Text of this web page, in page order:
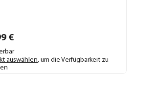
€
auswählen, um die Verfügbarkeit zu